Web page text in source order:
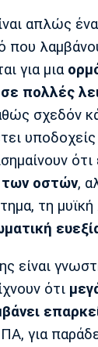
Κηφισιά
Μαδρίτης
Τσέλσι
απλώς
που
για μια
πολλές
σχεδόν
υποδοχείς
των οστών,
τη μυϊκή
είναι
ότι
για